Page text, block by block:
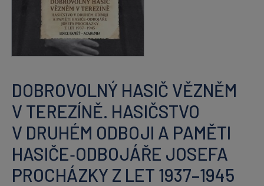
DOBROVOLNÝ HASIČ VĚZNĚM
V TEREZÍNĚ. HASIČSTVO
V DRUHÉM ODBOJI A PAMĚTI
HASIČE‑ODBOJÁŘE JOSEFA
PROCHÁZKY Z LET 1937–1945